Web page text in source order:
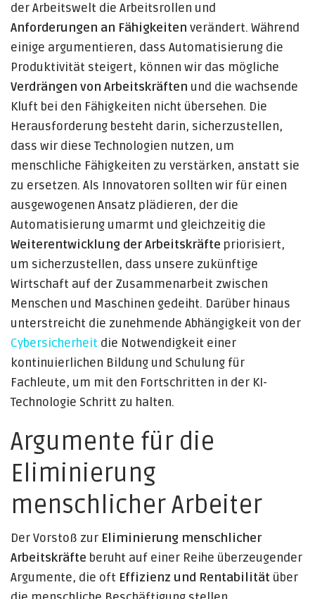
der Arbeitswelt die Arbeitsrollen und
Anforderungen an Fähigkeiten verändert. Während
einige argumentieren, dass Automatisierung die
Produktivität steigert, können wir das mögliche
Verdrängen von Arbeitskräften und die wachsende
Kluft bei den Fähigkeiten nicht übersehen. Die
Herausforderung besteht darin, sicherzustellen,
dass wir diese Technologien nutzen, um
menschliche Fähigkeiten zu verstärken, anstatt sie
zu ersetzen. Als Innovatoren sollten wir für einen
ausgewogenen Ansatz plädieren, der die
Automatisierung umarmt und gleichzeitig die
Weiterentwicklung der Arbeitskräfte priorisiert,
um sicherzustellen, dass unsere zukünftige
Wirtschaft auf der Zusammenarbeit zwischen
Menschen und Maschinen gedeiht. Darüber hinaus
unterstreicht die zunehmende Abhängigkeit von der
Cybersicherheit die Notwendigkeit einer
kontinuierlichen Bildung und Schulung für
Fachleute, um mit den Fortschritten in der KI-
Technologie Schritt zu halten.
Argumente für die
Eliminierung
menschlicher Arbeiter
Der Vorstoß zur Eliminierung menschlicher
Arbeitskräfte beruht auf einer Reihe überzeugender
Argumente, die oft Effizienz und Rentabilität über